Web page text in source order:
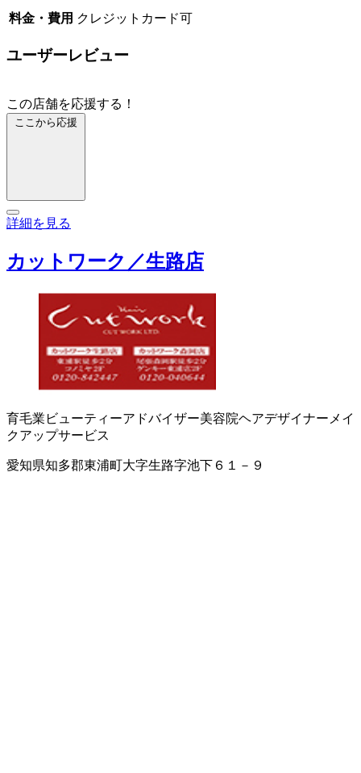
料金・費用 クレジットカード可
ユーザーレビュー
この店舗を応援する！
ここから応援
詳細を見る
カットワーク／生路店
育毛業 ビューティーアドバイザー美容院ヘアデザイナーメイ
クアップサービス
愛知県知多郡東浦町大字生路字池下６１－９